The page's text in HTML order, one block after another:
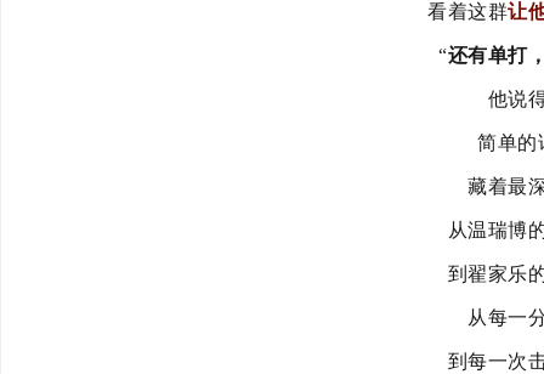
看着这群让
“还有单打
他说
简单的
藏着最
从温瑞博
到翟家乐
从每一
到每一次